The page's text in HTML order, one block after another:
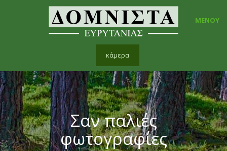
ΜΕΝΟΥ
κάμερα
Σαν παλιές
φωτογραφίες